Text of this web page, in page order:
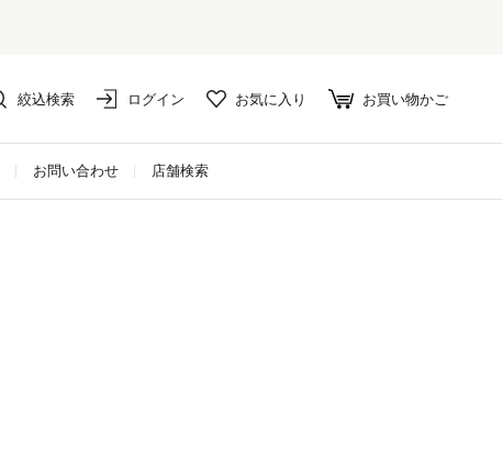
絞込検索 ログイン お気に入り お買い物かご
お問い合わせ 店舗検索